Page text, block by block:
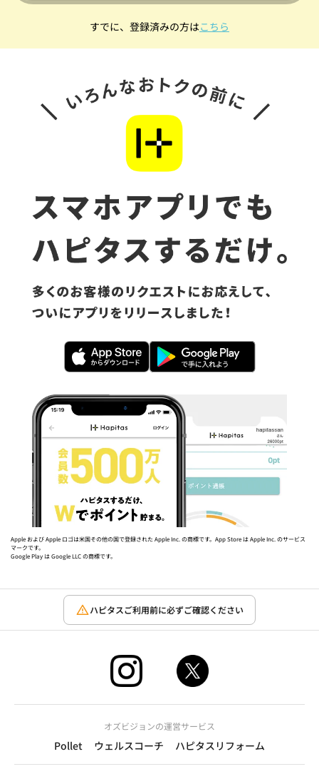
すでに、登録済みの方はこちら
Apple および Apple ロゴは米国その他の国で登録された Apple Inc. の商標です。App Store は Apple Inc. のサービス
マークです。
Google Play は Google LLC の商標です。
ハピタスご利用前に必ずご確認ください
オズビジョンの運営サービス
Pollet ウェルスコーチ ハピタスリフォーム